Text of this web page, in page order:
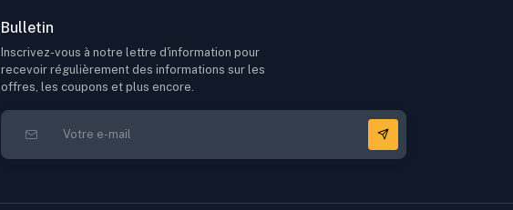
Bulletin
Inscrivez-vous à notre lettre d'information pour
recevoir régulièrement des informations sur les
offres, les coupons et plus encore.